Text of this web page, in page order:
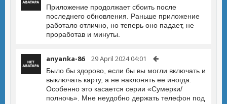
Приложение продолжает сбоить после
последнего обновления. Раньше приложение
работало отлично, но теперь оно падает, не
проработав и минуты.
anyanka-86 29 April 2024 04:01
Было бы здорово, если бы вы могли включать и
выключать карту, а не наклонять ее иногда.
Особенно это касается серии «Сумерки/
полночь». Мне неудобно держать телефон под